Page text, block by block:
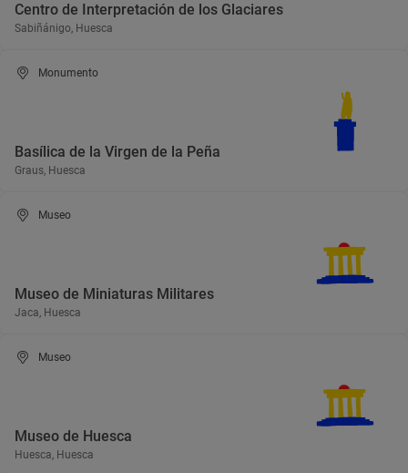
Centro de Interpretación de los Glaciares
Sabiñánigo, Huesca
Monumento
Basílica de la Virgen de la Peña
Graus, Huesca
Museo
Museo de Miniaturas Militares
Jaca, Huesca
Museo
Museo de Huesca
Huesca, Huesca